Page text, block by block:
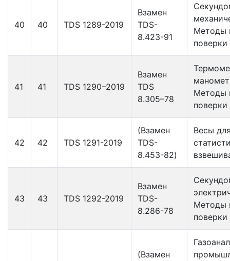
40 40 TDS 1289-2019
Взамен
TDS-
8.423-91
Методы
поверки
41 41 TDS 1290–2019
Взамен
TDS
8.305–78
Методы
поверки
42 42 TDS 1291-2019
(Взамен
TDS-
8.453-82)
Весы
43 43 TDS 1292-2019
Взамен
TDS-
8.286-78
Методы
поверки
(Взамен